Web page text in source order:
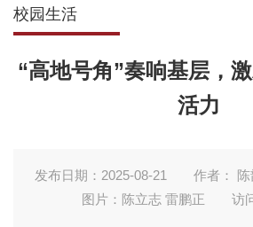
校园生活
“高地号角”奏响基层，
活力
发布日期：2025-08-21
作者：
图片：陈立志 雷鹏正
访